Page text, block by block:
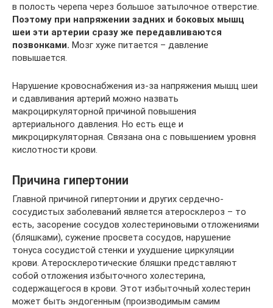
в полость черепа через большое затылочное отверстие.
Поэтому при напряжении задних и боковых мышц
шеи эти артерии сразу же передавливаются
позвонками. Мозг хуже питается – давление
повышается.
Нарушение кровоснабжения из-за напряжения мышц шеи
и сдавливания артерий можно назвать
макроциркуляторной причиной повышения
артериального давления. Но есть еще и
микроциркуляторная. Связана она с повышением уровня
кислотности крови.
Причина гипертонии
Главной причиной гипертонии и других сердечно-
сосудистых заболеваний является атеросклероз – то
есть, засорение сосудов холестериновыми отложениями
(бляшками), сужение просвета сосудов, нарушение
тонуса сосудистой стенки и ухудшение циркуляции
крови. Атеросклеротические бляшки представляют
собой отложения избыточного холестерина,
содержащегося в крови. Этот избыточный холестерин
может быть эндогенным (производимым самим